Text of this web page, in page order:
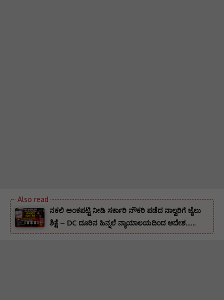
ನಕಲಿ ಅಂಕಪಟ್ಟಿ ನೀಡಿ ಸರ್ಕಾರಿ ನೌಕರಿ ಪಡೆದ ನಾಲ್ವರಿಗೆ ಜೈಲು
ಶಿಕ್ಷೆ – DC ದೂರಿನ ಹಿನ್ನಲೆ ನ್ಯಾಯಾಲಯದಿಂದ ಆದೇಶ…..